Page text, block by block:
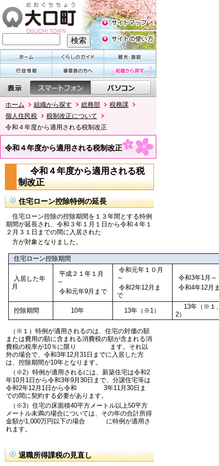
ホーム 組織から探す 総務部
税務課
個人住民税
税制改正について
令和４年度から適用される税制改正
令和４年度から適用される税制改正
令和４年度から適用される税
制改正
住宅ローン控除特例の延長
住宅ローン控除の控除期間を１３年間とする特例
期間が延長され、令和３年１月１日から令和４年１
２月３１日までの間に入居された
方が対象となりました。
住宅ローン控除期間
入居した年
月
平成２１年１月
～
令和元年9月まで
令和元年１０月
～
令和2年12月ま
で
令和3年1月～
令和4年12月
控除期間 10年 13年（※1）
13年（※１
2）
（※１）特例が適用されるのは、住宅の対価の額
または費用の額に含まれる消費税の額が含まれる消
費税の税率が10％に限り ます。それ以
外の場合で、令和3年12月31日までに入居した方
は、控除期間が10年となります。
（※2）特例が適用されるには、新築住宅は令和2
年10月1日から令和3年9月30日まで、分譲住宅等は
令和2年12月1日から令和 3年11月30日ま
での間に契約する必要があります。
（※3）住宅の床面積40平方メートル以上50平方
メートル未満の場合については、その年の合計所得
金額が1,000万円以下の場合 に特例が適用さ
れます。
退職所得課税の見直し